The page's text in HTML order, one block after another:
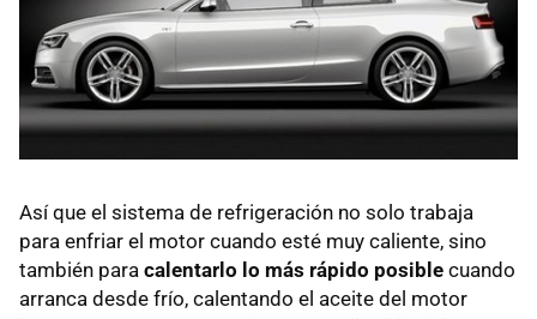
Así que el sistema de refrigeración no solo trabaja
para enfriar el motor cuando esté muy caliente, sino
también para calentarlo lo más rápido posible cuando
arranca desde frío, calentando el aceite del motor